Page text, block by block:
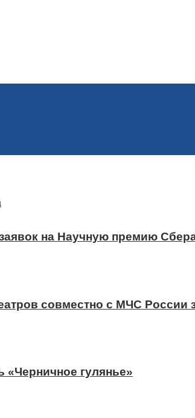
на Научную премию
совместно с МЧС России
гулянье»